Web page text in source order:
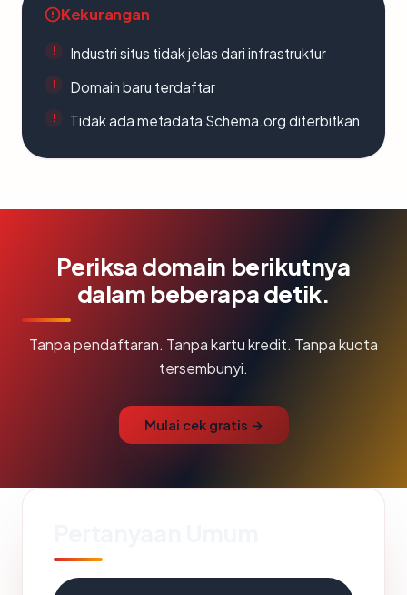
Kekurangan
Industri situs tidak jelas dari infrastruktur
Domain baru terdaftar
Tidak ada metadata Schema.org diterbitkan
Periksa domain berikutnya
dalam beberapa detik.
Tanpa pendaftaran. Tanpa kartu kredit. Tanpa kuota
tersembunyi.
Mulai cek gratis →